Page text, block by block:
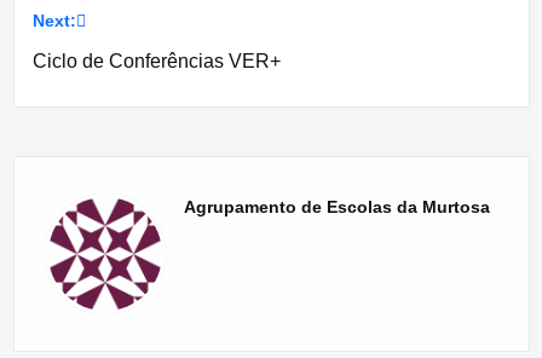
Next:
Ciclo de Conferências VER+
Agrupamento de Escolas da Murtosa